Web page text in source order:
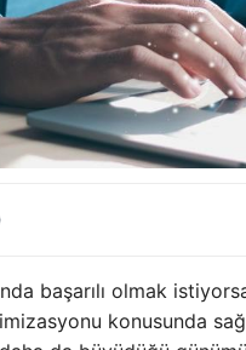
başarılı olmak
konusunda